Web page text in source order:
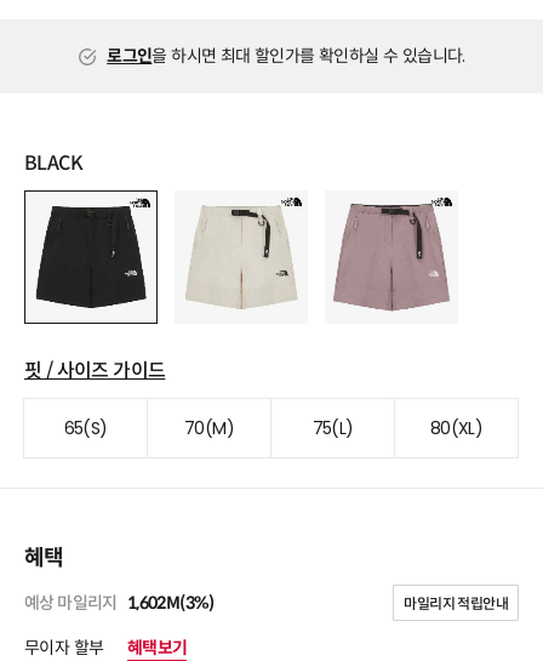
로그인을 하시면 최대 할인가를 확인하실 수 있습니다.
BLACK
핏 / 사이즈 가이드
65(S) 70(M) 75(L) 80(XL)
혜택
예상 마일리지 1,602M(3%) 마일리지 적립안내
무이자 할부
혜택보기